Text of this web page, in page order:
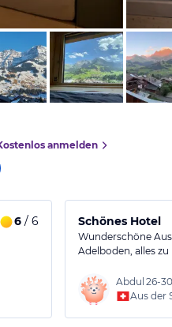
vom
anmelden
schmackhaft.
6 / 6 Schönes Hotel
Wunderschöne
Adelboden, alles zu
Abdul 26-30
Aus der